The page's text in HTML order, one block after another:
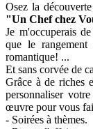
Osez la
"Un Chef chez
Je m'occuperais
que le
romantique! ...
Et sans corvée de
Grâce à de riches
personnaliser
œuvre pour vous
- Soirées à thèmes.